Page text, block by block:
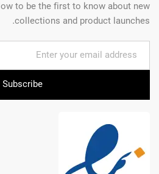
to be the first to know about new
collections and product launches.
Subscribe